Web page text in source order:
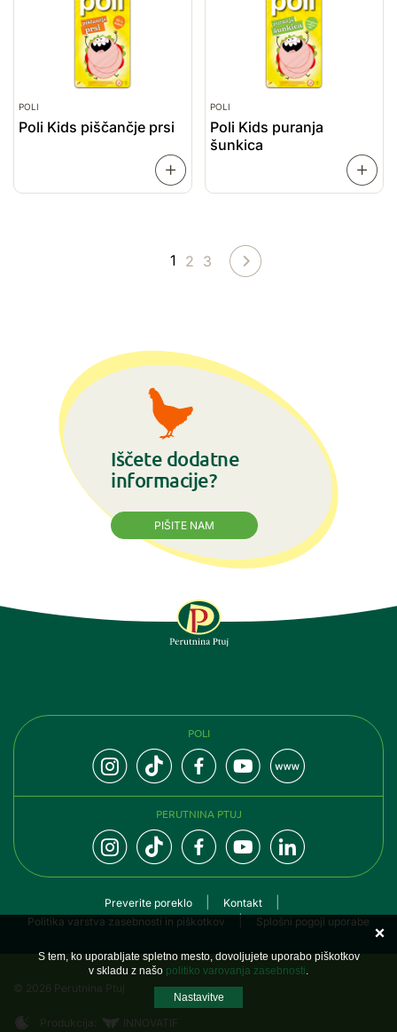
POLI
Poli Kids piščančje prsi
POLI
Poli Kids puranja
šunkica
1 2 3
Iščete dodatne
informacije?
PIŠITE NAM
POLI
PERUTNINA PTUJ
Preverite poreklo
Kontakt
Politika varstva zasebnosti in piškotkov
Splošni pogoji uporabe
© 2026 Perutnina Ptuj
Produkcija: INNOVATIF
S tem, ko uporabljate spletno mesto, dovoljujete uporabo piškotkov
v skladu z našo politiko varovanja zasebnosti.
Nastavitve